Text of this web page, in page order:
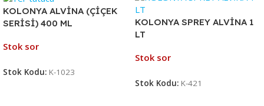
KOLONYA ALVİNA (ÇİÇEK
SERİSİ) 400 ML
Stok sor
Stok Kodu: K-1023
KOLONYA SPREY ALVİNA 1
LT
Stok sor
Stok Kodu: K-421